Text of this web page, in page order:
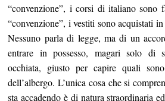
“convenzione”, i corsi di italiano sono
“convenzione”, i vestiti sono acquistati
Nessuno parla di legge, ma di un
entrare in possesso, magari solo di
occhiata, giusto per capire quali
dell’albergo. L’unica cosa che si
sta accadendo è di natura straordinaria